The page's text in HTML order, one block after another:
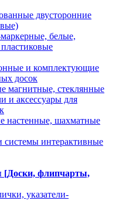
двусторонние
белые,
и комплектующие
досок
магнитные, стеклянные
и аксессуары для
настенные, шахматные
системы интерактивные
[Доски, флипчарты,
указатели-